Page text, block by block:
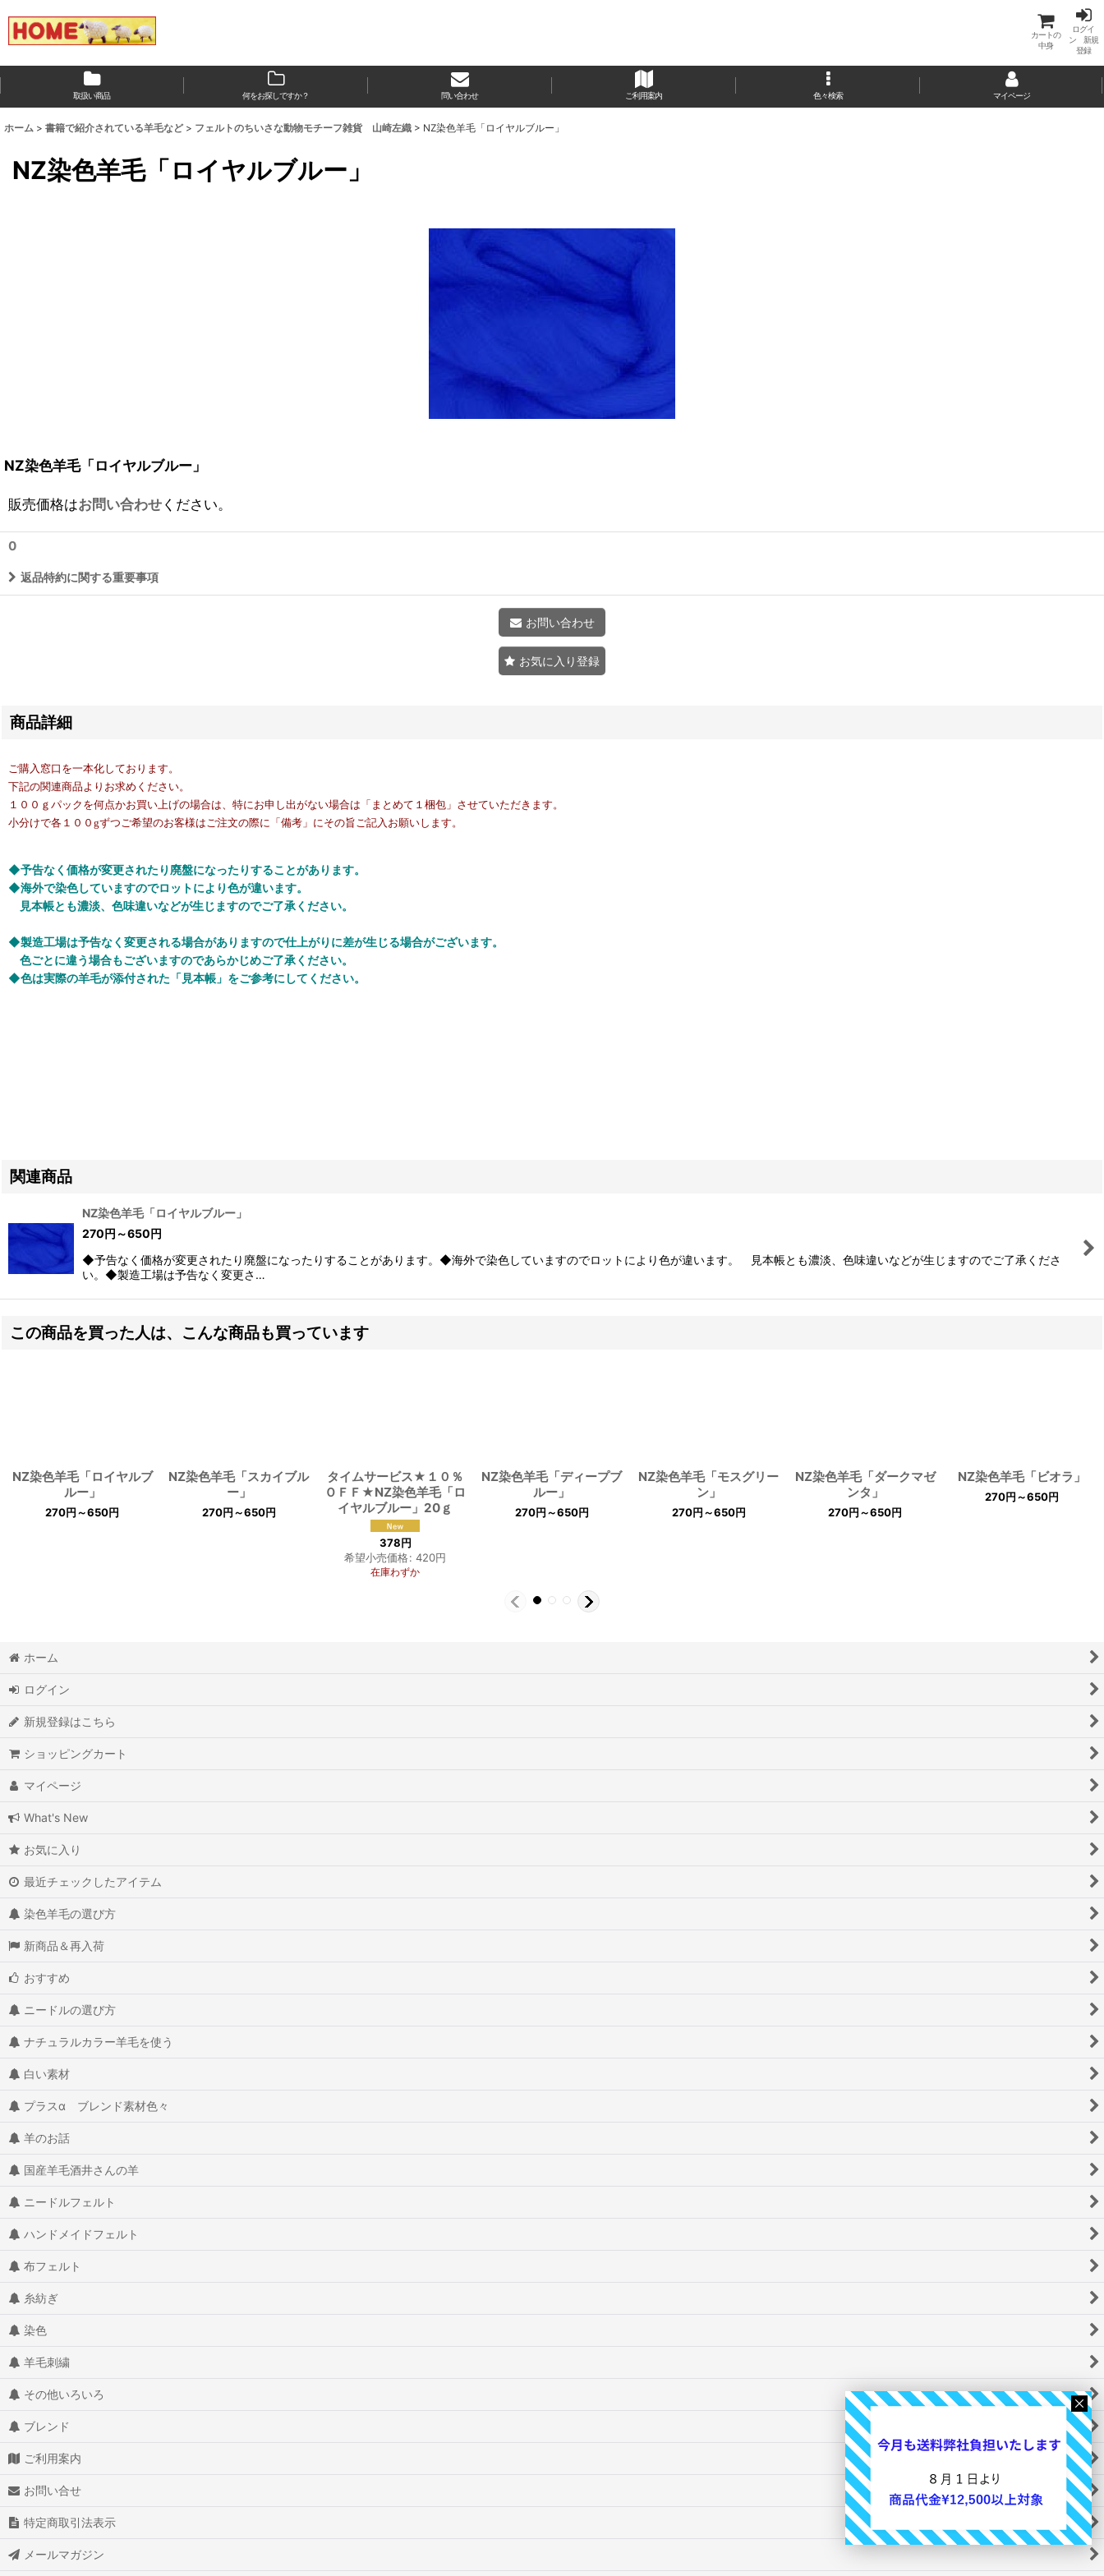
カートの
中身
ログイ
ン 新規
登録
取扱い商品 何をお探しですか？ 問い合わせ ご利用案内 色々検索 マイページ
ホーム > 書籍で紹介されている羊毛など > フェルトのちいさな動物モチーフ雑貨 山崎左織 > NZ染色羊毛「ロイヤルブルー」
NZ染色羊毛「ロイヤルブルー」
NZ染色羊毛「ロイヤルブルー」
販売価格はお問い合わせください。
0
返品特約に関する重要事項
お問い合わせ
お気に入り登録
商品詳細
ご購入窓口を一本化しております。
下記の関連商品よりお求めください。
１００ｇパックを何点かお買い上げの場合は、特にお申し出がない場合は「まとめて１梱包」させていただきます。
小分けで各１００gずつご希望のお客様はご注文の際に「備考」にその旨ご記入お願いします。
◆予告なく価格が変更されたり廃盤になったりすることがあります。
◆海外で染色していますのでロットにより色が違います。
見本帳とも濃淡、色味違いなどが生じますのでご了承ください。
◆製造工場は予告なく変更される場合がありますので仕上がりに差が生じる場合がございます。
色ごとに違う場合もございますのであらかじめご了承ください。
◆色は実際の羊毛が添付された「見本帳」をご参考にしてください。
関連商品
NZ染色羊毛「ロイヤルブルー」
270円 ～650円
◆予告なく価格が変更されたり廃盤になったりすることがあります。◆海外で染色していますのでロットにより色が違います。 見本帳とも濃淡、色味違いなどが生じますのでご了承くださ
い。◆製造工場は予告なく変更さ…
この商品を買った人は、こんな商品も買っています
NZ染色羊毛「ロイヤルブ
ルー」
270円～650円
NZ染色羊毛「スカイブル
ー」
270円～650円
タイムサービス★１０％
ＯＦＦ★NZ染色羊毛「ロ
イヤルブルー」20ｇ
378円
希望小売価格: 420円
在庫わずか
NZ染色羊毛「ディープブ
ルー」
270円～650円
NZ染色羊毛「モスグリー
ン」
270円～650円
NZ染色羊毛「ダークマゼ
ンタ」
270円～650円
NZ染色羊毛「ビオラ」
270円～650円
ホーム
ログイン
新規登録はこちら
ショッピングカート
マイページ
What's New
お気に入り
最近チェックしたアイテム
染色羊毛の選び方
新商品＆再入荷
おすすめ
ニードルの選び方
ナチュラルカラー羊毛を使う
白い素材
プラスα ブレンド素材色々
羊のお話
国産羊毛酒井さんの羊
ニードルフェルト
ハンドメイドフェルト
布フェルト
糸紡ぎ
染色
羊毛刺繍
その他いろいろ
ブレンド
ご利用案内
お問い合せ
特定商取引法表示
メールマガジン